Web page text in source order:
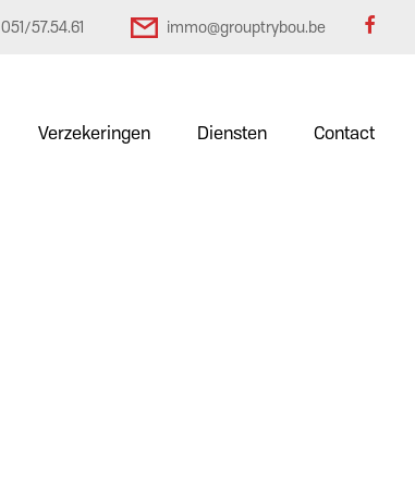
051/57.54.61 immo@grouptrybou.be
Verzekeringen Diensten Contact